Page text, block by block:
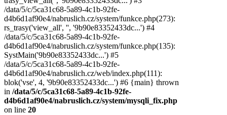
/data/5/c/5ca31c68-5a89-4c1b-92fe-
d4b6d1af90e4/nabruslich.cz/system/funkce.php(273):
rs_trasy('view_all', '', '9b90e83352433dc...') #4
/data/5/c/5ca31c68-5a89-4c1b-92fe-
d4b6d1af90e4/nabruslich.cz/system/funkce.php(135):
SystMain('9b90e83352433dc...') #5
/data/5/c/5ca31c68-5a89-4c1b-92fe-
d4b6d1af90e4/nabruslich.cz/web/index.php(111):
blok('vse', 4, '9b90e83352433dc...') #6 {main} thrown
in /data/5/c/5ca31c68-5a89-4c1b-92fe-
d4b6d1af90e4/nabruslich.cz/system/mysqli_fix.php
on line 20